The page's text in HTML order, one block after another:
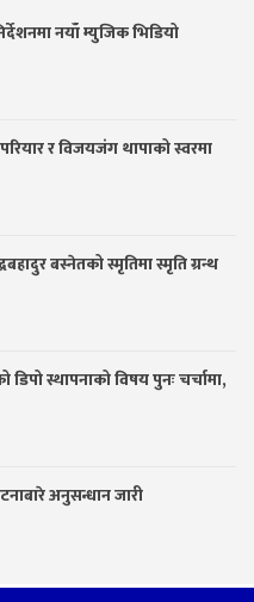
नयाँ म्युजिक भिडियो
र विजयजंग थापाको स्वरमा
बस्नेतको स्मृतिमा स्मृति ग्रन्थ
स्थापनाको विषय पुनः चर्चामा,
अनुसन्धान जारी